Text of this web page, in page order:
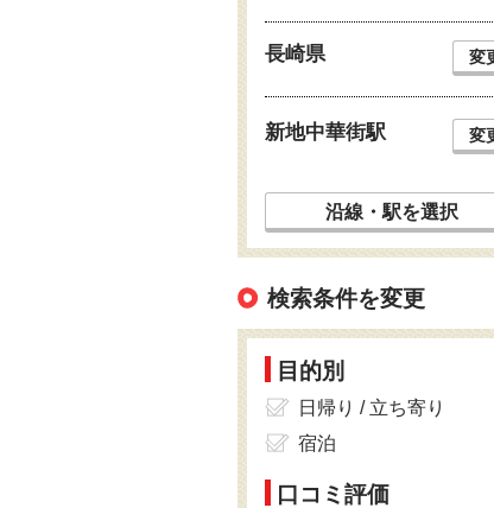
長崎県 変
新地中華街駅 変
沿線・駅を選択
検索条件を変更
目的別
日帰り / 立ち寄り
宿泊
口コミ評価